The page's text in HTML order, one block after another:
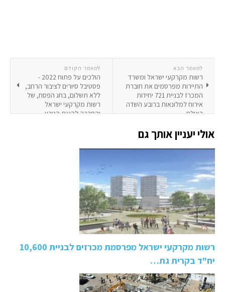
למאמר הקודם
הולכים על פתוח 2022 -
פסטיבל סיורים לציבור הרחב,
ללא תשלום, בחג הפסח, של
רשות מקרקעי ישראל
והחברה להגנת הטבע,
למאמר הבא
רשות מקרקעי ישראל ומשרד
התיירות מפרסמים את חוברת
המכרז לבניית 721 יחידות
אירוח למלונאות ברובע השדה
באילת
אולי יעניין אותך גם
רשות מקרקעי ישראל מפרסמת מכרזים לבניית 10,600
יח"ד בקרית גת…